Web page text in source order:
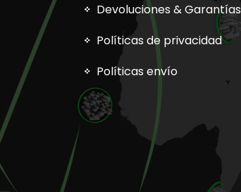
Devoluciones & Garantías
Políticas de privacidad
Políticas envío